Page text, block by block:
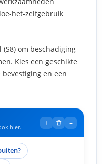
het-zelfgebruik
om beschadiging
Kies een geschikte
en een
hier. + –